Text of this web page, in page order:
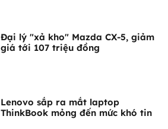
Đại lý "xả kho" Mazda CX-5, giảm
giá tới 107 triệu đồng
Lenovo sắp ra mắt laptop
ThinkBook mỏng đến mức khó tin